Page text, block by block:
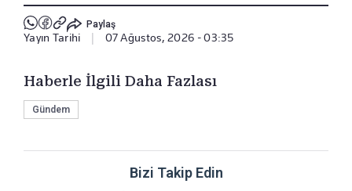
Paylaş
Yayın Tarihi 07 Ağustos, 2026 - 03:35
Haberle İlgili Daha Fazlası
Gündem
Bizi Takip Edin